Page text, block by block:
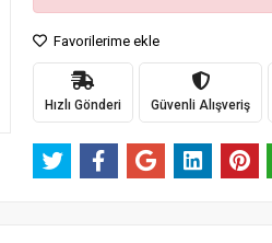
Favorilerime ekle
Hızlı Gönderi Güvenli Alışveriş